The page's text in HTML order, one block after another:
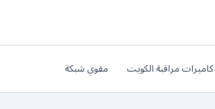
كاميرات مراقبة الكويت مقوي شبكة